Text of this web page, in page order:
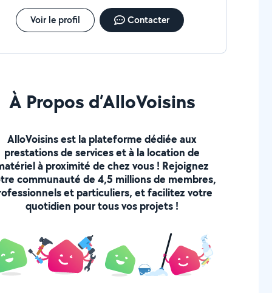
Voir le profil Contacter
À Propos d’AlloVoisins
AlloVoisins est la plateforme dédiée aux
prestations de services et à la location de
à proximité de chez vous ! Rejoignez
communauté de 4,5 millions de membres,
et particuliers, et facilitez votre
quotidien pour tous vos projets !